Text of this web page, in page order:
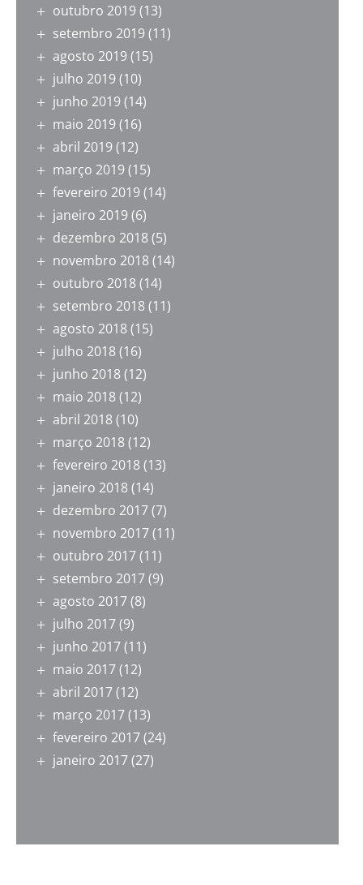
outubro 2019(13)
setembro 2019(11)
agosto 2019(15)
julho 2019(10)
junho 2019(14)
maio 2019(16)
abril 2019(12)
março 2019(15)
fevereiro 2019(14)
janeiro 2019(6)
dezembro 2018(5)
novembro 2018(14)
outubro 2018(14)
setembro 2018(11)
agosto 2018(15)
julho 2018(16)
junho 2018(12)
maio 2018(12)
abril 2018(10)
março 2018(12)
fevereiro 2018(13)
janeiro 2018(14)
dezembro 2017(7)
novembro 2017(11)
outubro 2017(11)
setembro 2017(9)
agosto 2017(8)
julho 2017(9)
junho 2017(11)
maio 2017(12)
abril 2017(12)
março 2017(13)
fevereiro 2017(24)
janeiro 2017(27)